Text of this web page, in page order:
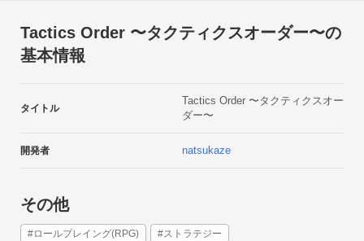
はず。
敵が強いと感じたら転生して、ダンジョン探索に乗り出しまし
Tactics Order 〜タクティクスオーダー〜の
基本情報
タイトル
Tactics Order 〜タクティクスオー
ダー〜
開発者 natsukaze
その他
#ロールプレイング(RPG) #ストラテジー